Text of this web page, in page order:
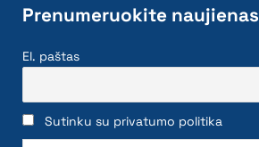
Prenumeruokite naujienas
El. paštas
Sutinku su privatumo politika